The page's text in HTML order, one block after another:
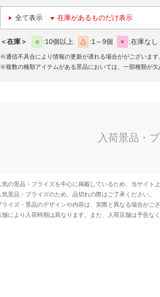
全て表示 在庫があるものだけ表示
＜在庫＞ ○ 10個以上 △ 1～9個 × 在庫なし
※通信不具合により情報の更新が遅れる場合ががございます
※複数の種類アイテムがある景品においては、一部種類が欠